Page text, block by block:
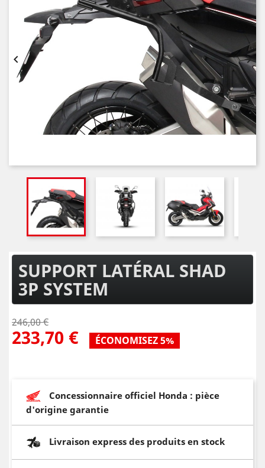
 
SUPPORT LATÉRAL SHAD
3P SYSTEM
246,00 €
233,70 € ÉCONOMISEZ 5%
Concessionnaire officiel Honda : pièce
d'origine garantie
Livraison express des produits en stock